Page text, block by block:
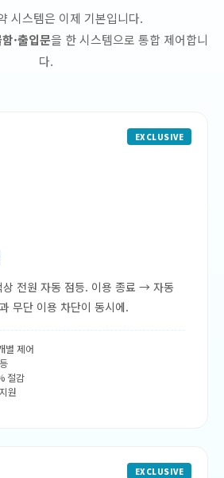
시스템은 이제 기본입니다.
·출입문을 한 시스템으로 통합 제어합니
다.
EXCLUSIVE
전원 자동 점등. 이용 종료 → 자동
무단 이용 차단이 동시에.
별 제어
절감
원
EXCLUSIVE